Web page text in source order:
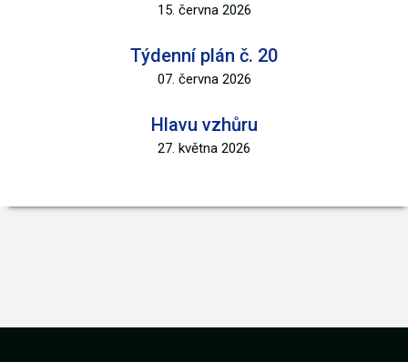
15. června 2026
Týdenní plán č. 20
07. června 2026
Hlavu vzhůru
27. května 2026